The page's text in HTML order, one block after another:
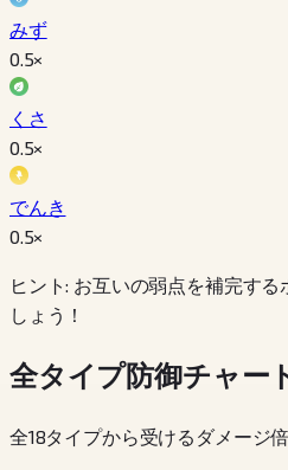
みず
0.5×
くさ
0.5×
でんき
0.5×
ヒント: お互いの弱点を補完す
しょう！
全タイプ防御チャー
全18タイプから受けるダメージ